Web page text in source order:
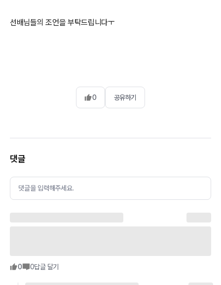
선배님들의 조언을 부탁드립니다ㅜ
0 공유하기
댓글
댓글을 입력해주세요.
0 0답글 달기